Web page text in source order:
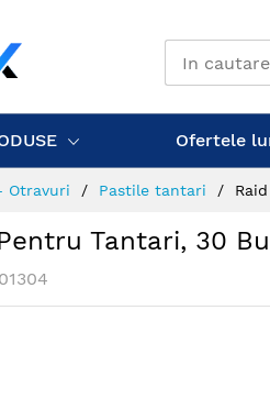
Ofertele
Otravuri Pastile tantari
Tantari, 30